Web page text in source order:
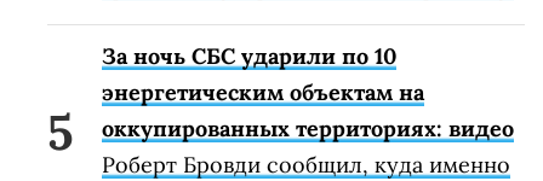
За ночь СБС ударили по 10
энергетическим объектам на
оккупированных территориях: видео
Роберт Бровди сообщил, куда именно